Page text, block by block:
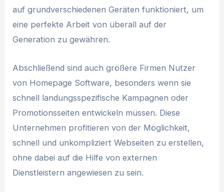
auf grundverschiedenen Geräten funktioniert, um
eine perfekte Arbeit von überall auf der
Generation zu gewähren.
Abschließend sind auch größere Firmen Nutzer
von Homepage Software, besonders wenn sie
schnell landungsspezifische Kampagnen oder
Promotionsseiten entwickeln müssen. Diese
Unternehmen profitieren von der Möglichkeit,
schnell und unkompliziert Webseiten zu erstellen,
ohne dabei auf die Hilfe von externen
Dienstleistern angewiesen zu sein.